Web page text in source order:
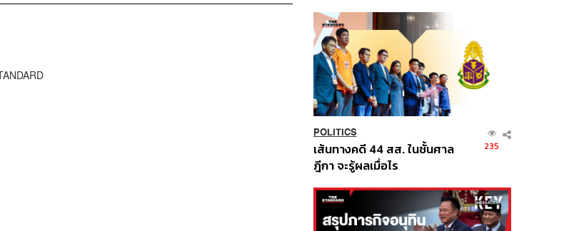
POLITICS
เส้นทางคดี 44 สส. ในชั้นศาล
ฎีกา จะรู้ผลเมื่อไร
235